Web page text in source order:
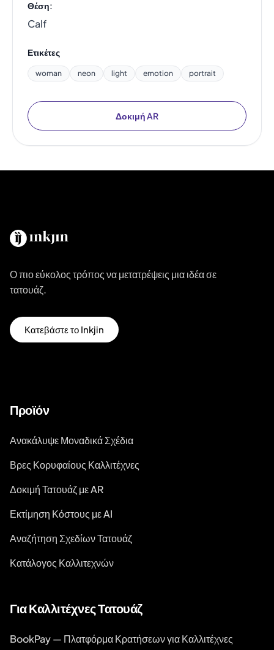
Θέση:
Calf
Ετικέτες
woman neon light emotion portrait
Δοκιμή AR
Ο πιο εύκολος τρόπος να μετατρέψεις μια ιδέα σε
τατουάζ.
Κατεβάστε το Inkjin
Προϊόν
Ανακάλυψε Μοναδικά Σχέδια
Βρες Κορυφαίους Καλλιτέχνες
Δοκιμή Τατουάζ με AR
Εκτίμηση Κόστους με AI
Αναζήτηση Σχεδίων Τατουάζ
Κατάλογος Καλλιτεχνών
Για Καλλιτέχνες Τατουάζ
BookPay — Πλατφόρμα Κρατήσεων για Καλλιτέχνες